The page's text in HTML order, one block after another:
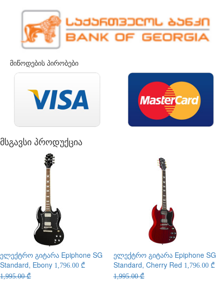
მიწოდების პირობები
მსგავსი პროდუქცია
ელექტრო გიტარა Epiphone SG
Standard, Ebony 1,796.00 ₾
1,995.00 ₾
ელექტრო გიტარა Epiphone SG
Standard, Cherry Red 1,796.00 ₾
1,995.00 ₾